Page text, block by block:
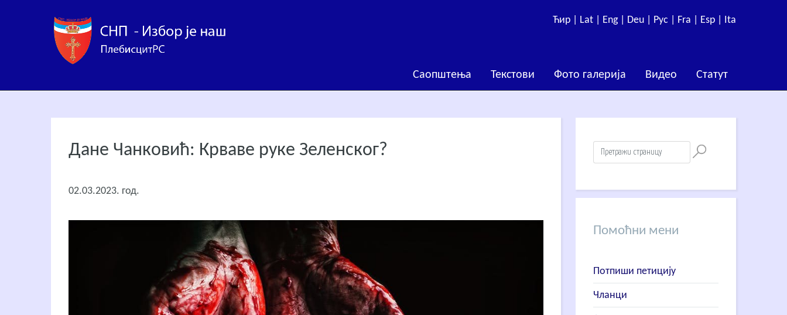
Ћир | Lat | Eng | Deu | Рус | Fra | Esp | Ita
Саопштења Текстови Фото галерија Видео Статут
Дане Чанковић: Крваве руке Зеленског?
02.03.2023. год.
Помоћни мени
Потпиши петицију
Чланци